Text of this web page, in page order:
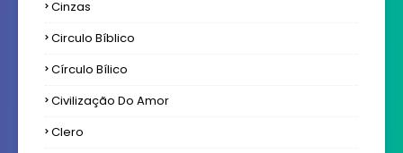
Cinzas
Circulo Bíblico
Círculo Bílico
Civilização Do Amor
Clero